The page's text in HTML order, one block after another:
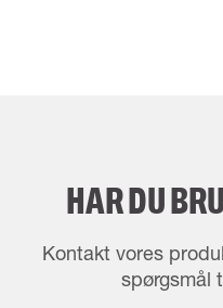
HAR DU
Kontakt vores
spørgsmål